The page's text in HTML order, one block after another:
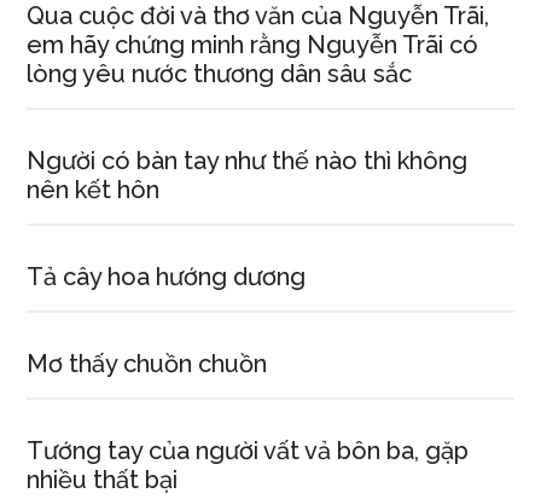
Qua cuộc đời và thơ văn của Nguyễn Trãi,
em hãy chứng minh rằng Nguyễn Trãi có
lòng yêu nước thương dân sâu sắc
Người có bàn tay như thế nào thì không
nên kết hôn
Tả cây hoa hướng dương
Mơ thấy chuồn chuồn
Tướng tay của người vất vả bôn ba, gặp
nhiều thất bại